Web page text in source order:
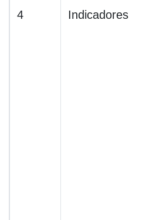
4 Indicadores